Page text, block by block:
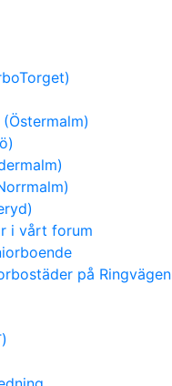
i vårt forum
på Ringvägen